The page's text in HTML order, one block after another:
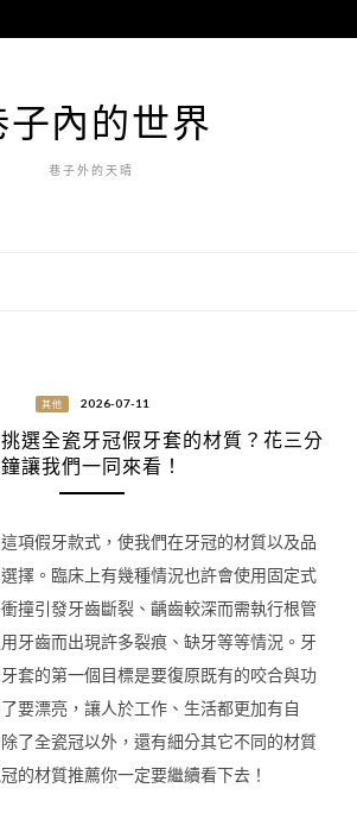
子內的世界
巷子外的天晴
其他 2026-07-11
選全瓷牙冠假牙套的材質？花三分
鐘讓我們一同來看！
項假牙款式，使我們在牙冠的材質以及品
擇。臨床上有幾種情況也許會使用固定式
撞引發牙齒斷裂、齲齒較深而需執行根管
牙齒而出現許多裂痕、缺牙等等情況。牙
套的第一個目標是要復原既有的咬合與功
要漂亮，讓人於工作、生活都更加有自
了全瓷冠以外，還有細分其它不同的材質
的材質推薦你一定要繼續看下去！